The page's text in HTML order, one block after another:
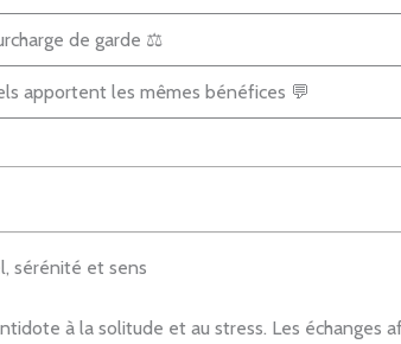
de garde ⚖️
apportent les mêmes bénéfices 💬
sérénité et sens
à la solitude et au stress. Les échanges